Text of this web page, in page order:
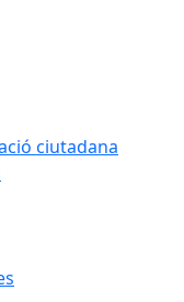
ciutadana